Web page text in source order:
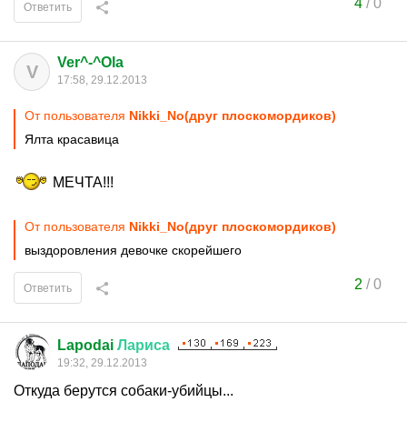
4/0
Ответить
V Ver^-^Ola
17:58, 29.12.2013
От пользователя Nikki_No(друг плоскомордиков)
Ялта красавица
МЕЧТА!!!
От пользователя Nikki_No(друг плоскомордиков)
выздоровления девочке скорейшего
2 /0
Ответить
Lapodai Лариса
19:32, 29.12.2013
Откуда берутся собаки-убийцы...